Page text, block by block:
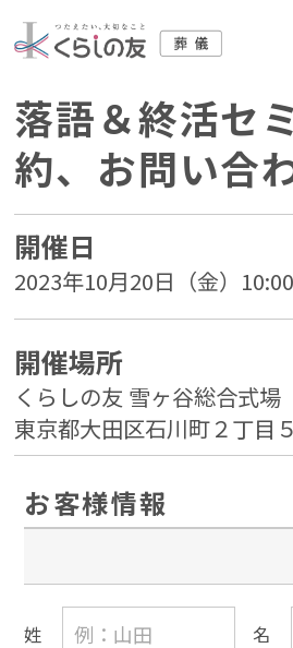
落語＆終活セ
約、お問い合
開催日
2023年10月20日（金）
開催場所
くらしの友 雪ヶ谷総合式場
東京都大田区石川町２丁目
お客様情報
姓 名